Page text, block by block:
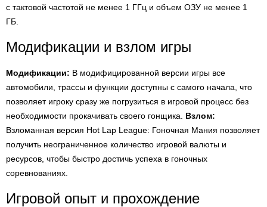
с тактовой частотой не менее 1 ГГц и объем ОЗУ не менее 1
ГБ.
Модификации и взлом игры
Модификации: В модифицированной версии игры все
автомобили, трассы и функции доступны с самого начала, что
позволяет игроку сразу же погрузиться в игровой процесс без
необходимости прокачивать своего гонщика. Взлом:
Взломанная версия Hot Lap League: Гоночная Мания позволяет
получить неограниченное количество игровой валюты и
ресурсов, чтобы быстро достичь успеха в гоночных
соревнованиях.
Игровой опыт и прохождение